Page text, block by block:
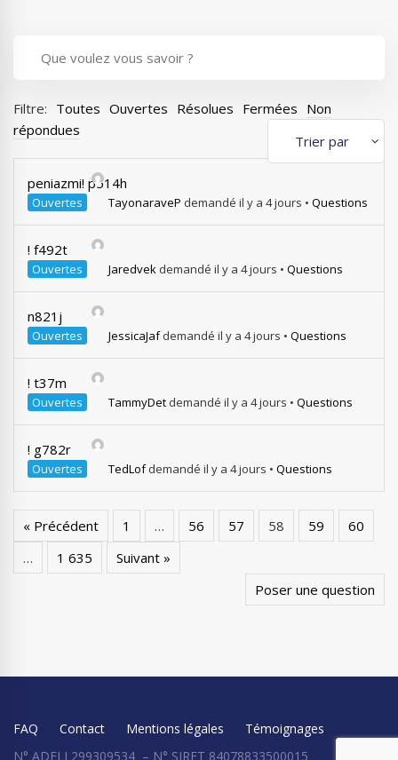
Filtre: Toutes Ouvertes Résolues Fermées Non
répondues
peniazmi! p514h
Ouvertes TayonaraveP demandé il y a 4 jours • Questions
! f492t
Ouvertes Jaredvek demandé il y a 4 jours • Questions
n821j
Ouvertes JessicaJafdemandé il y a 4 jours • Questions
! t37m
Ouvertes TammyDet demandé il y a 4 jours • Questions
! g782r
Ouvertes TedLofdemandé il y a 4 jours • Questions
« Précédent 1 … 56 57 58 59
60
…
1 635
Suivant »
Poser une question
FAQ Contact Mentions légales
Témoignages
N° ADELI 299309534 – N° SIRET 84078833500015